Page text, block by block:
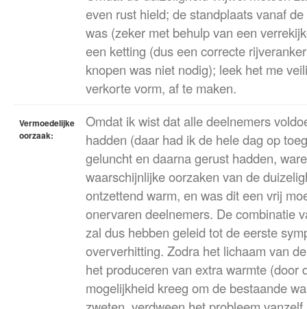
even rust hield; de standplaats vanaf
was (zeker met behulp van een
een ketting (dus een correcte
knopen was niet nodig); leek het me
verkorte vorm, af te maken.
Vermoedelijke
oorzaak:
Omdat ik wist dat alle deelnemers
hadden (daar had ik de hele dag op
geluncht en daarna gerust hadden,
waarschijnlijke oorzaken van de
ontzettend warm, en was dit een vrij
onervaren deelnemers. De combinatie
zal dus hebben geleid tot de eerste
oververhitting. Zodra het lichaam van
het produceren van extra warmte (door
mogelijkheid kreeg om de bestaande